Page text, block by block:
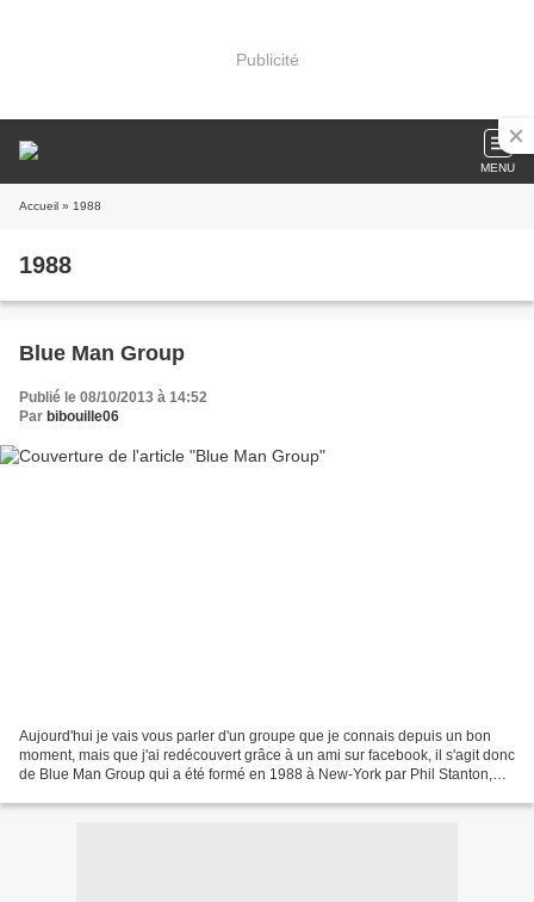
Publicité
MENU
Accueil » 1988
1988
Blue Man Group
Publié le 08/10/2013 à 14:52
Par bibouille06
Aujourd'hui je vais vous parler d'un groupe que je connais depuis un bon
moment, mais que j'ai redécouvert grâce à un ami sur facebook, il s'agit donc
de Blue Man Group qui a été formé en 1988 à New-York par Phil Stanton,